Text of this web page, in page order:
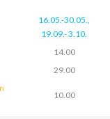
16.05.-30.05.,
19.09.- 3.10.
14.00
29.00
10.00